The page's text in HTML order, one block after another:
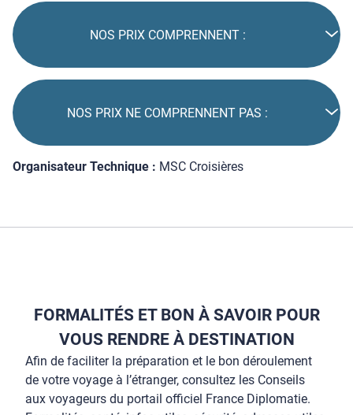
NOS PRIX COMPRENNENT :
NOS PRIX NE COMPRENNENT PAS :
Organisateur Technique : MSC Croisières
FORMALITÉS ET BON À SAVOIR POUR
VOUS RENDRE À DESTINATION
Afin de faciliter la préparation et le bon déroulement
de votre voyage à l’étranger, consultez les Conseils
aux voyageurs du portail officiel France Diplomatie.